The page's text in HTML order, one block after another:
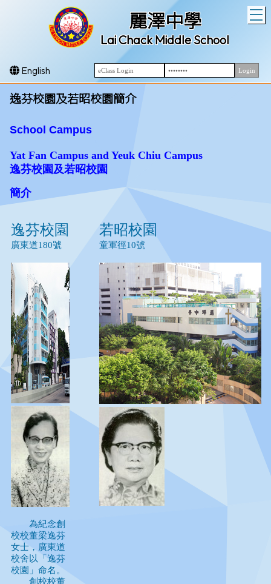
麗澤中學
Lai Chack Middle School
English
逸芬校園及若昭校園簡介